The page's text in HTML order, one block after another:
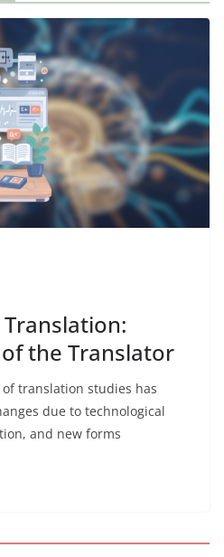
of the Translator
translation studies has
due to technological
and new forms